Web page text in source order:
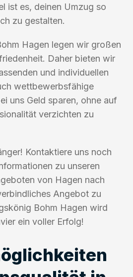
ist es, deinen Umzug so
zu gestalten.
Hagen legen wir großen
Daher bieten wir
und individuellen
wettbewerbsfähige
uns Geld sparen, ohne auf
verzichten zu
Kontaktiere uns noch
zu unseren
von Hagen nach
Angebot zu
Bohm Hagen wird
ein voller Erfolg!